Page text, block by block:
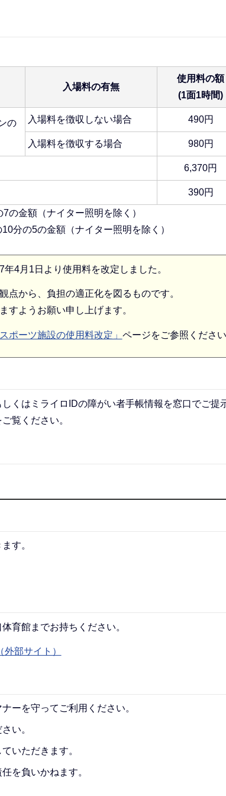
入場料の有無
使用料の額
(1面1時間)
の
入場料を徴収しない場合 490円
入場料を徴収する場合 980円
6,370円
390円
の金額（ナイター照明を除く）
分の5の金額（ナイター照明を除く）
4月1日より使用料を改定しました。
点から、負担の適正化を図るものです。
すようお願い申し上げます。
スポーツ施設の使用料改定」 ページをご参照ください
くはミライロIDの障がい者手帳情報を窓口でご提
覧ください。
す。
育館までお持ちください。
部サイト）
ーを守ってご利用ください。
い。
いただきます。
を負いかねます。